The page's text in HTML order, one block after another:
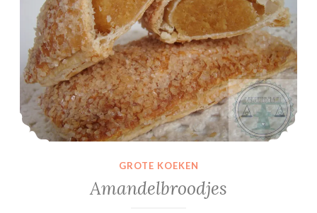
GROTE KOEKEN
Amandelbroodjes